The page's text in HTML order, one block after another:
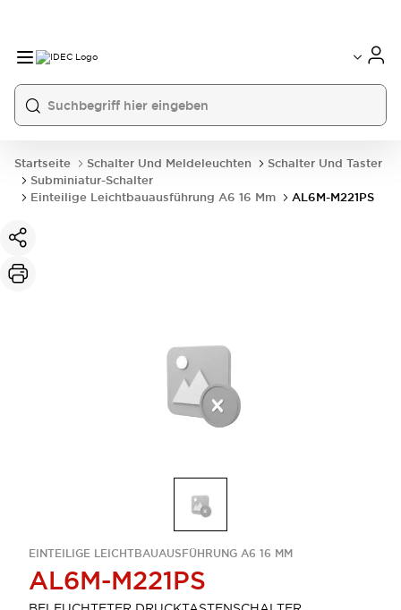
Startseite Schalter Und Meldeleuchten
Schalter Und Taster
Subminiatur-Schalter
Einteilige Leichtbauausführung A6 16 Mm
AL6M-M221PS
EINTEILIGE LEICHTBAUAUSFÜHRUNG A6 16 MM
AL6M-M221PS